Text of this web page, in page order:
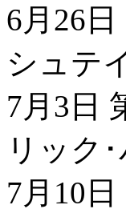
6月26
シュテ
7月3日
リック
7月10